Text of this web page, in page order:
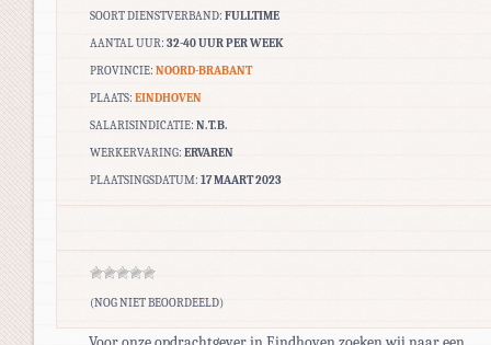
SOORT DIENSTVERBAND: FULLTIME
AANTAL UUR: 32-40 UUR PER WEEK
PROVINCIE: NOORD-BRABANT
PLAATS: EINDHOVEN
SALARISINDICATIE: N.T.B.
WERKERVARING: ERVAREN
PLAATSINGSDATUM: 17 MAART 2023
(NOG NIET BEOORDEELD)